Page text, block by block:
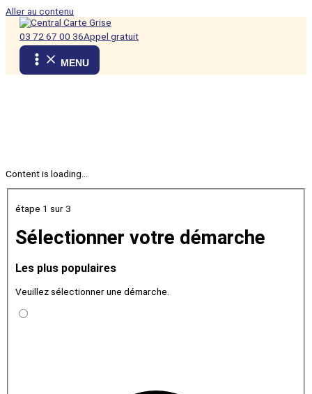
Aller au contenu
03 72 67 00 36Appel gratuit
MENU
Content is loading...
étape 1 sur 3
Sélectionner votre démarche
Les plus populaires
Veuillez sélectionner une démarche.